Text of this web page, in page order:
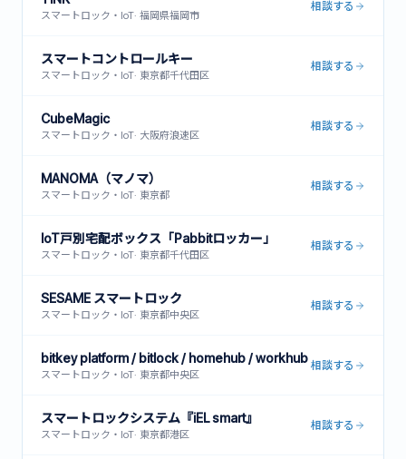
スマートロック・IoT· 福岡県福岡市
相談する
スマートコントロールキー
スマートロック・IoT· 東京都千代田区
相談する
CubeMagic
スマートロック・IoT· 大阪府浪速区
相談する
MANOMA（マノマ）
スマートロック・IoT· 東京都
相談する
IoT戸別宅配ボックス「Pabbitロッカー」
スマートロック・IoT· 東京都千代田区
相談する
SESAME スマートロック
スマートロック・IoT· 東京都中央区
相談する
bitkey platform / bitlock / homehub / workhub
スマートロック・IoT· 東京都中央区
相談する
スマートロックシステム『iEL smart』
スマートロック・IoT· 東京都港区
相談する